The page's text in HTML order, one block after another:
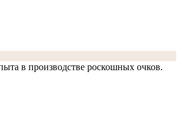
в производстве роскошных очков.